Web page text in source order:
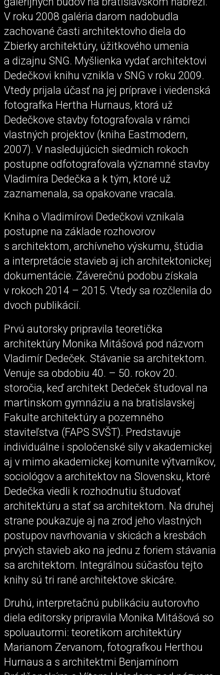
V roku 2008 galéria darom nadobudla
zachované časti architektovho diela do
Zbierky architektúry, úžitkového umenia
a dizajnu SNG. Myšlienka vydať architektovi
Dedečkovi knihu vznikla v SNG v roku 2009.
Vtedy prijala účasť na jej príprave i viedenská
fotografka Hertha Hurnaus, ktorá už
Dedečkove stavby fotografovala v rámci
vlastných projektov (kniha Eastmodern,
2007). V nasledujúcich siedmich rokoch
postupne odfotografovala významné stavby
Vladimíra Dedečka a k tým, ktoré už
zaznamenala, sa opakovane vracala.
Kniha o Vladimírovi Dedečkovi vznikala
postupne na základe rozhovorov
s architektom, archívneho výskumu, štúdia
a interpretácie stavieb aj ich architektonickej
dokumentácie. Záverečnú podobu získala
v rokoch 2014 – 2015. Vtedy sa rozčlenila do
dvoch publikácií.
Prvú autorsky pripravila teoretička
architektúry Monika Mitášová pod názvom
Vladimír Dedeček. Stávanie sa architektom.
Venuje sa obdobiu 40. – 50. rokov 20.
storočia, keď architekt Dedeček študoval na
martinskom gymnáziu a na bratislavskej
Fakulte architektúry a pozemného
staviteľstva (FAPS SVŠT). Predstavuje
individuálne i spoločenské sily v akademickej
aj v mimo akademickej komunite výtvarníkov,
sociológov a architektov na Slovensku, ktoré
Dedečka viedli k rozhodnutiu študovať
architektúru a stať sa architektom. Na druhej
strane poukazuje aj na zrod jeho vlastných
postupov navrhovania v skicách a kresbách
prvých stavieb ako na jednu z foriem stávania
sa architektom. Integrálnou súčasťou tejto
knihy sú tri rané architektove skicáre.
Druhú, interpretačnú publikáciu autorovho
diela editorsky pripravila Monika Mitášová so
spoluautormi: teoretikom architektúry
Marianom Zervanom, fotografkou Herthou
Hurnaus a s architektmi Benjamínom